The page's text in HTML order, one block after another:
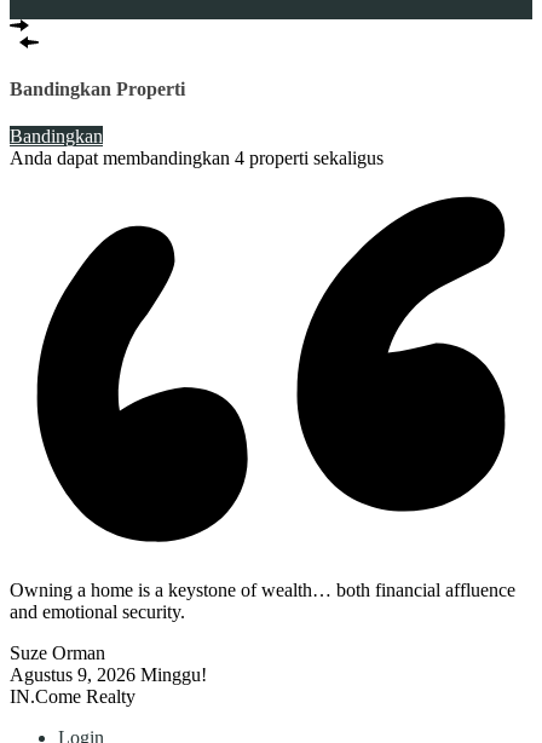
Bandingkan Properti
Bandingkan
Anda dapat membandingkan 4 properti sekaligus
Owning a home is a keystone of wealth… both financial affluence
and emotional security.
Suze Orman
Agustus 9, 2026 Minggu!
IN.Come Realty
Login